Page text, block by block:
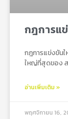
กฎการแ
กฎการแข่งขัน
ใหญ่ที่สุดของ ส
อ่านเพิ่มเติม »
พฤศจิกายน 16,